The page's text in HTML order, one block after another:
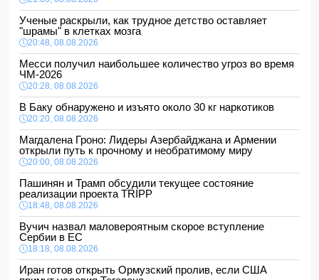
Ученые раскрыли, как трудное детство оставляет
"шрамы" в клетках мозга
20:48, 08.08.2026
Месси получил наибольшее количество угроз во время
ЧМ-2026
20:28, 08.08.2026
В Баку обнаружено и изъято около 30 кг наркотиков
20:20, 08.08.2026
Магдалена Гроно: Лидеры Азербайджана и Армении
открыли путь к прочному и необратимому миру
20:00, 08.08.2026
Пашинян и Трамп обсудили текущее состояние
реализации проекта TRIPP
18:48, 08.08.2026
Вучич назвал маловероятным скорое вступление
Сербии в ЕС
18:18, 08.08.2026
Иран готов открыть Ормузский пролив, если США